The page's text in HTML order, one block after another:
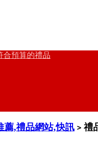
預算的禮品
薦,禮品網站,快訊 > 禮